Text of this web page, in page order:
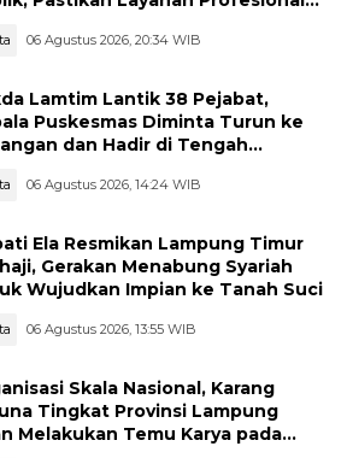
06 Agustus 2026, 20:34 WIB
Lamtim Lantik 38 Pejabat,
Puskesmas Diminta Turun ke
dan Hadir di Tengah
06 Agustus 2026, 14:24 WIB
Ela Resmikan Lampung Timur
Gerakan Menabung Syariah
Wujudkan Impian ke Tanah Suci
06 Agustus 2026, 13:55 WIB
Skala Nasional, Karang
Tingkat Provinsi Lampung
Melakukan Temu Karya pada